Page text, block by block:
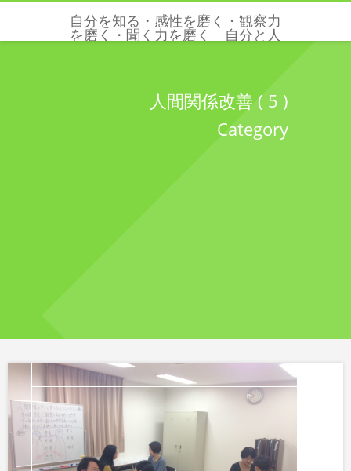
自分を知る・感性を磨く・観察力
を磨く・聞く力を磨く 自分と人
人間関係改善 ( 5 )
Category